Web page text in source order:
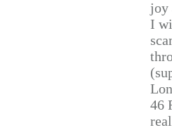
joy
I
46